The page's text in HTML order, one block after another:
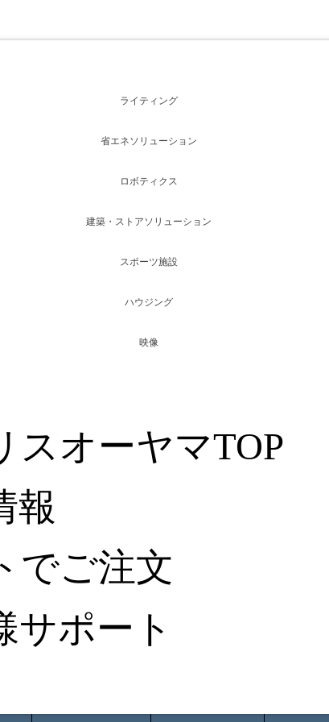
スオーヤマTOP
報
でご注文
サポート
ライティング
省エネソリューション
ロボティクス
建築・ストアソリューション
スポーツ施設
ハウジング
映像